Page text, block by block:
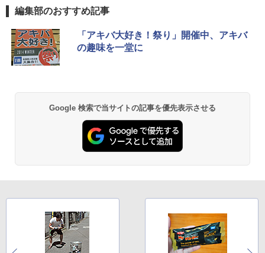
編集部のおすすめ記事
「アキバ大好き！祭り」開催中、アキバ
の趣味を一堂に
Google 検索で当サイトの記事を優先表示させる